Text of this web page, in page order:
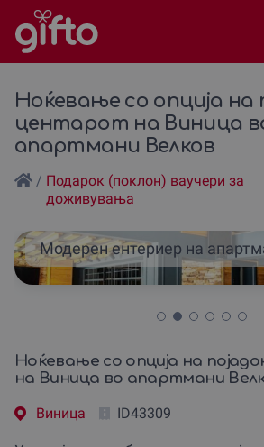
Ноќевање со опција на
центарот на Виница
апартмани Велков
/ Подарок (поклон) ваучери за
доживувања
Модерен ентериер на
Ноќевање со опција на
на Виница во апартмани
Виница ID43309